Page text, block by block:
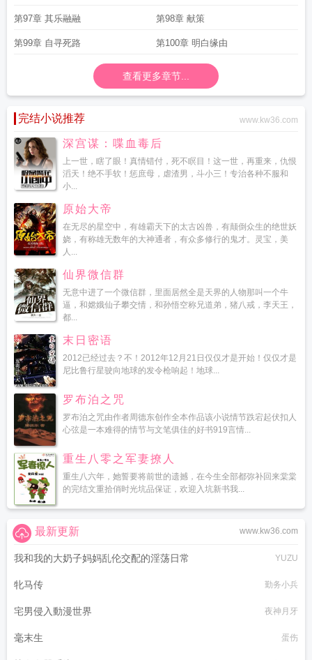
第97章 其乐融融 第98章 献策
第99章 自寻死路 第100章 明白缘由
查看更多章节...
完结小说推荐 www.kw36.com
深宫谋：喋血毒后
上一世，瞎了眼！真情错付，死不瞑目！这一世，再重来，仇恨
滔天！绝不手软！惩庶母，虐渣男，斗小三！专治各种不服和
小...
原始大帝
在无尽的星空中，有雄霸天下的太古凶兽，有颠倒众生的绝世妖
娆，有称雄无数年的大神通者，有众多修行的鬼才。灵宝，美
人...
仙界微信群
无意中进了一个微信群，里面居然全是天界的人物那叫一个牛
逼，和嫦娥仙子攀交情，和孙悟空称兄道弟，猪八戒，李天王，
都...
末日密语
2012已经过去？不！2012年12月21日仅仅才是开始！仅仅才是
尼比鲁行星驶向地球的发令枪响起！地球...
罗布泊之咒
罗布泊之咒由作者周德东创作全本作品该小说情节跌宕起伏扣人
心弦是一本难得的情节与文笔俱佳的好书919言情...
重生八零之军妻撩人
重生八六年，她誓要将前世的遗撼，在今生全部都弥补回来棠棠
的完结文重拾俏时光坑品保证，欢迎入坑新书我...
www.kw36.com
最新更新
我和我的大奶子妈妈乱伦交配的淫荡日常 YUZU
牝马传 勤务小兵
宅男侵入動漫世界 夜神月牙
毫末生 蛋伤